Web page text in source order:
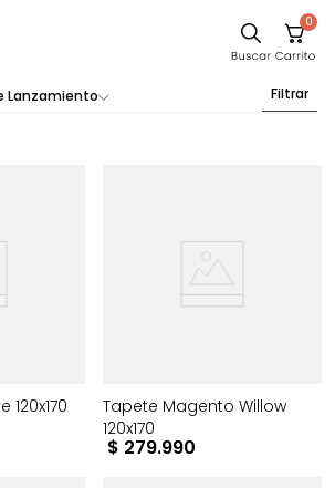
0
Lanzamiento Filtrar
120x170
Tapete Magento Willow
120x170
$ 279.990